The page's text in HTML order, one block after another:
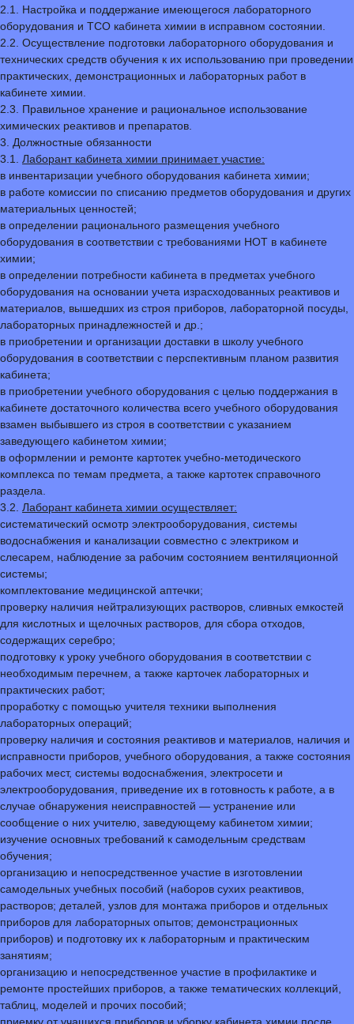
2.1. Настройка и поддержание имеющегося лабораторного
оборудования и ТСО кабинета химии в исправном состоянии.
2.2. Осуществление подготовки лабораторного оборудования и
технических средств обучения к их использованию при проведении
практических, демонстрационных и лабораторных работ в
кабинете химии.
2.3. Правильное хранение и рациональное использование
химических реактивов и препаратов.
3. Должностные обязанности
3.1. Лаборант кабинета химии принимает участие:
в инвентаризации учебного оборудования кабинета химии;
в работе комиссии по списанию предметов оборудования и других
материальных ценностей;
в определении рационального размещения учебного
оборудования в соответствии с требованиями НОТ в кабинете
химии;
в определении потребности кабинета в предметах учебного
оборудования на основании учета израсходованных реактивов и
материалов, вышедших из строя приборов, лабораторной посуды,
лабораторных принадлежностей и др.;
в приобретении и организации доставки в школу учебного
оборудования в соответствии с перспективным планом развития
кабинета;
в приобретении учебного оборудования с целью поддержания в
кабинете достаточного количества всего учебного оборудования
взамен выбывшего из строя в соответствии с указанием
заведующего кабинетом химии;
в оформлении и ремонте картотек учебно-методического
комплекса по темам предмета, а также картотек справочного
раздела.
3.2. Лаборант кабинета химии осуществляет:
систематический осмотр электрооборудования, системы
водоснабжения и канализации совместно с электриком и
слесарем, наблюдение за рабочим состоянием вентиляционной
системы;
комплектование медицинской аптечки;
проверку наличия нейтрализующих растворов, сливных емкостей
для кислотных и щелочных растворов, для сбора отходов,
содержащих серебро;
подготовку к уроку учебного оборудования в соответствии с
необходимым перечнем, а также карточек лабораторных и
практических работ;
проработку с помощью учителя техники выполнения
лабораторных операций;
проверку наличия и состояния реактивов и материалов, наличия и
исправности приборов, учебного оборудования, а также состояния
рабочих мест, системы водоснабжения, электросети и
электрооборудования, приведение их в готовность к работе, а в
случае обнаружения неисправностей — устранение или
сообщение о них учителю, заведующему кабинетом химии;
изучение основных требований к самодельным средствам
обучения;
организацию и непосредственное участие в изготовлении
самодельных учебных пособий (наборов сухих реактивов,
растворов; деталей, узлов для монтажа приборов и отдельных
приборов для лабораторных опытов; демонстрационных
приборов) и подготовку их к лабораторным и практическим
занятиям;
организацию и непосредственное участие в профилактике и
ремонте простейших приборов, а также тематических коллекций,
таблиц, моделей и прочих пособий;